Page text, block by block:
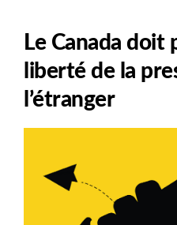
Le Canada doit
liberté de la
l’étranger
Image